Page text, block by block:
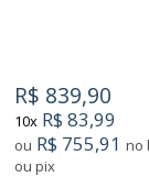
R$ 839,90
10x R$ 83,99
ou R$ 755,91 no boleto
ou pix